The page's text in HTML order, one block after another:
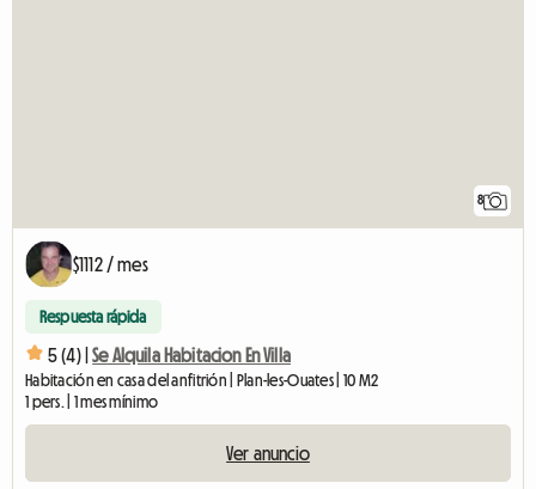
8
$1112 / mes
Respuesta rápida
5 (4) | Se Alquila Habitacion En Villa
Habitación en casa del anfitrión | Plan-les-Ouates | 10 M2
1 pers. | 1 mes mínimo
Ver anuncio